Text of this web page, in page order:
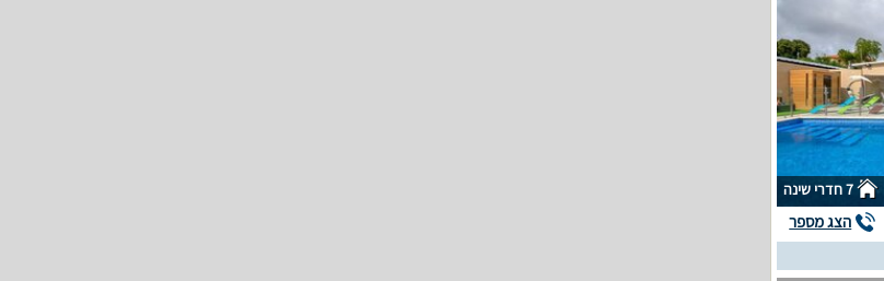
7 חדרי שינה
הצג מספר